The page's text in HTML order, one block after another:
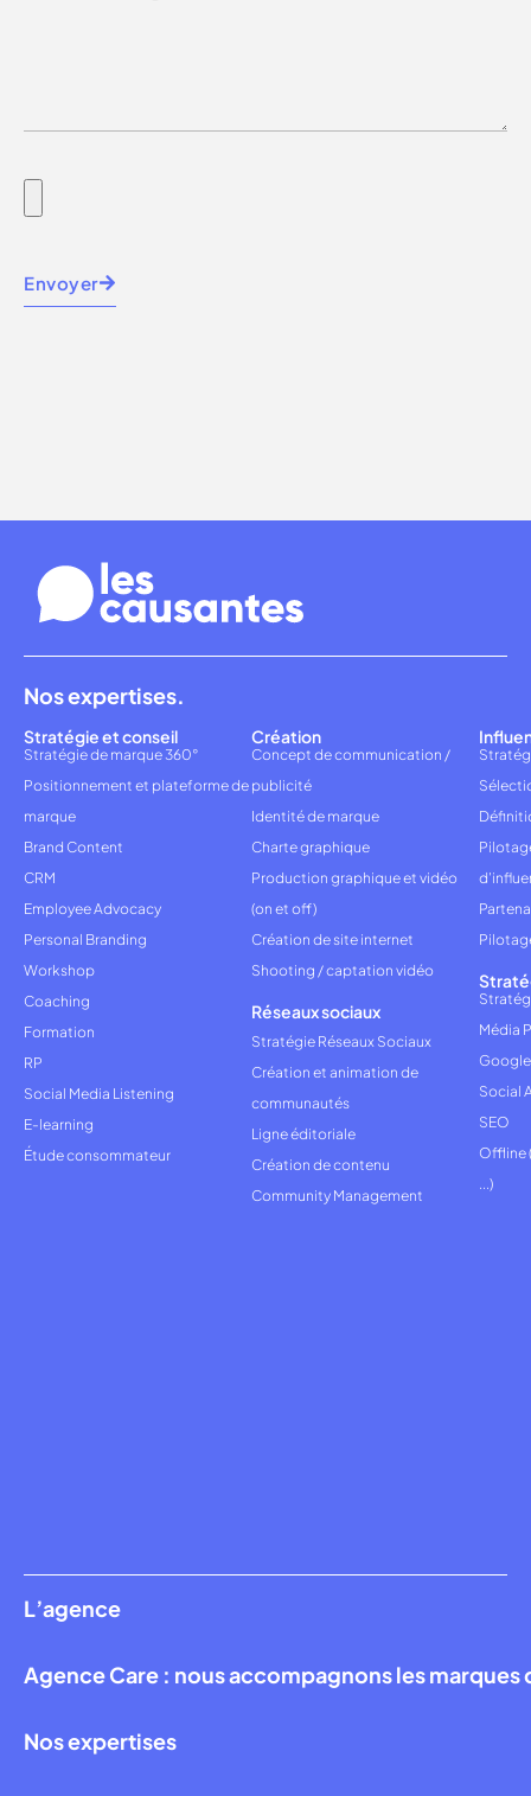
Envoyer
L’agence
Agence Care : nous accompagnons les
Nos expertises
Nos expertises.
Stratégie et conseil
Stratégie de marque 360°
Positionnement et plateforme de
marque
Brand Content
CRM
Employee Advocacy
Personal Branding
Workshop
Coaching
Formation
RP
Social Media Listening
E-learning
Étude consommateur
Création
Concept de communication /
publicité
Identité de marque
Charte graphique
Production graphique et vidéo
(on et off)
Création de site internet
Shooting / captation vidéo
Réseaux sociaux
Stratégie Réseaux Sociaux
Création et animation de
communautés
Ligne éditoriale
Création de contenu
Community Management
Média
Social
SEO
Offline
...)